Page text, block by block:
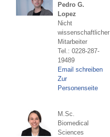
Pedro G.
Lopez
Nicht
wissenschaftlicher
Mitarbeiter
Tel.: 0228-287-
19489
Email schreiben
Zur
Personenseite
M.Sc.
Biomedical
Sciences